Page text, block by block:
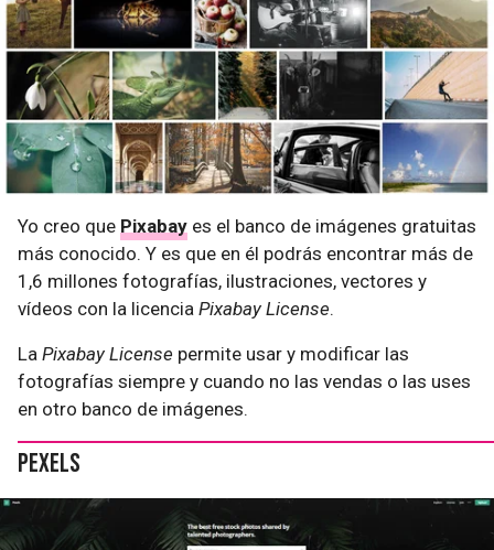
Yo creo que Pixabay es el banco de imágenes gratuitas
más conocido. Y es que en él podrás encontrar más de
1,6 millones fotografías, ilustraciones, vectores y
vídeos con la licencia Pixabay License.
La Pixabay License permite usar y modificar las
fotografías siempre y cuando no las vendas o las uses
en otro banco de imágenes.
Pexels